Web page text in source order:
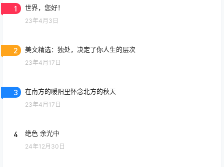
1 世界，您好！
23年4月3日
2 美文精选：独处，决定了你人生的层次
23年4月17日
3 在南方的暖阳里怀念北方的秋天
23年4月17日
4 绝色 余光中
24年12月30日